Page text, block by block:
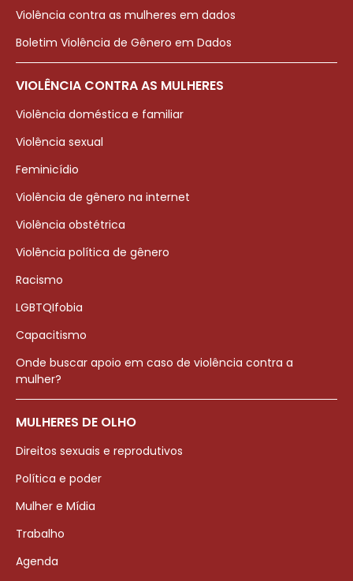
Violência contra as mulheres em dados
Boletim Violência de Gênero em Dados
VIOLÊNCIA CONTRA AS MULHERES
Violência doméstica e familiar
Violência sexual
Feminicídio
Violência de gênero na internet
Violência obstétrica
Violência política de gênero
Racismo
LGBTQIfobia
Capacitismo
Onde buscar apoio em caso de violência contra a
mulher?
MULHERES DE OLHO
Direitos sexuais e reprodutivos
Política e poder
Mulher e Mídia
Trabalho
Agenda